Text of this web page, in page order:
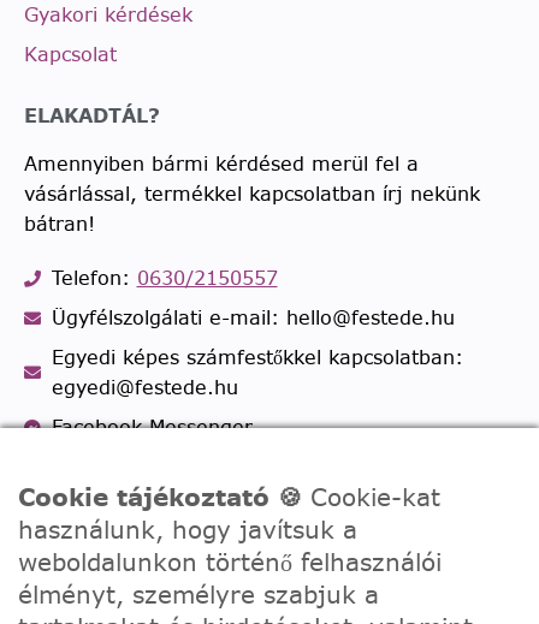
Gyakori kérdések
Kapcsolat
ELAKADTÁL?
Amennyiben bármi kérdésed merül fel a
vásárlással, termékkel kapcsolatban írj nekünk
bátran!
Telefon: 0630/2150557
Ügyfélszolgálati e-mail: hello@festede.hu
Egyedi képes számfestőkkel kapcsolatban:
egyedi@festede.hu
Facebook Messenger
Cookie tájékoztató 🍪 Cookie-kat
használunk, hogy javítsuk a
weboldalunkon történő felhasználói
élményt, személyre szabjuk a